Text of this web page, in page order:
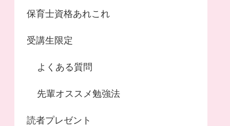
保育士資格あれこれ
受講生限定
よくある質問
先輩オススメ勉強法
読者プレゼント